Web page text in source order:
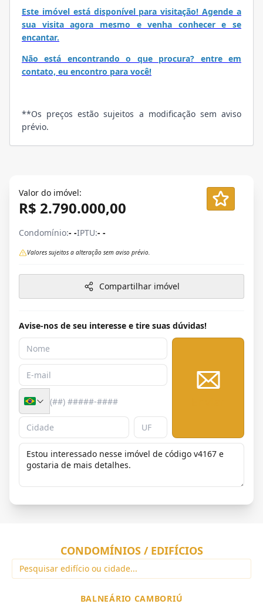
Este imóvel está disponível para visitação! Agende a
sua visita agora mesmo e venha conhecer e se
encantar.
Não está encontrando o que procura? entre em
contato, eu encontro para você!
**Os preços estão sujeitos a modificação sem aviso
prévio.
Valor do imóvel:
R$ 2.790.000,00
Condomínio:- -IPTU:- -
Valores sujeitos a alteração sem aviso prévio.
Compartilhar imóvel
Avise-nos de seu interesse e tire suas dúvidas!
CONDOMÍNIOS / EDIFÍCIOS
BALNEÁRIO CAMBORIÚ